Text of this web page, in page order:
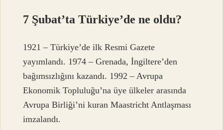
7 Şubat’ta Türkiye’de ne oldu?
1921 – Türkiye’de ilk Resmi Gazete
yayımlandı. 1974 – Grenada, İngiltere’den
bağımsızlığını kazandı. 1992 – Avrupa
Ekonomik Topluluğu’na üye ülkeler arasında
Avrupa Birliği’ni kuran Maastricht Antlaşması
imzalandı.